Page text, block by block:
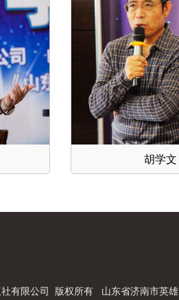
胡学文
有限公司 版权所有 山东省济南市英